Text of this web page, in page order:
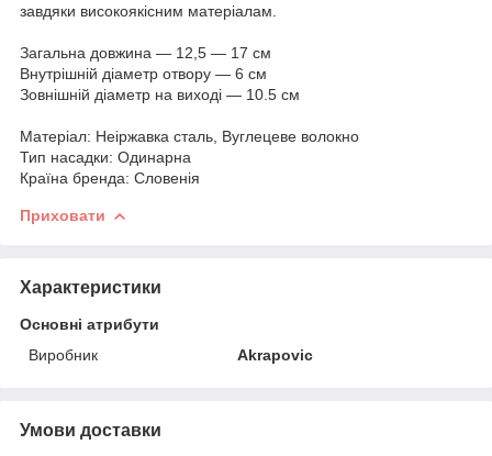
завдяки високоякісним матеріалам.
Загальна довжина — 12,5 — 17 см
Внутрішній діаметр отвору — 6 см
Зовнішній діаметр на виході — 10.5 см
Матеріал: Неіржавка сталь, Вуглецеве волокно
Тип насадки: Одинарна
Країна бренда: Словенія
Приховати
Характеристики
Основні атрибути
Виробник
Akrapovic
Умови доставки